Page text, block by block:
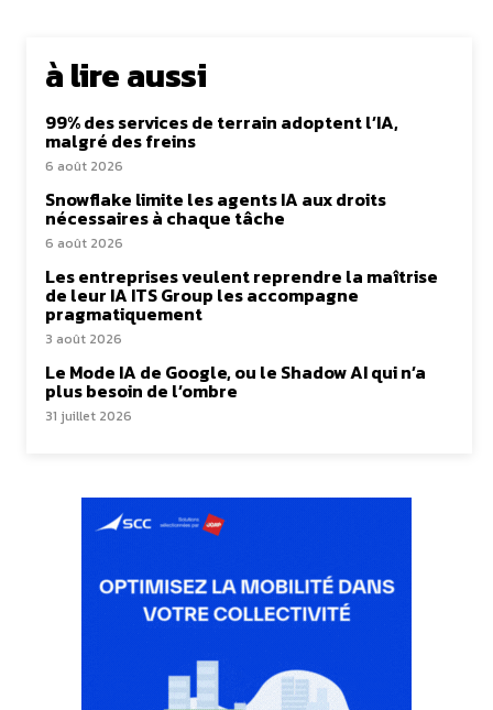
à lire aussi
99% des services de terrain adoptent l’IA,
malgré des freins
6 août 2026
Snowflake limite les agents IA aux droits
nécessaires à chaque tâche
6 août 2026
Les entreprises veulent reprendre la maîtrise
de leur IA ITS Group les accompagne
pragmatiquement
3 août 2026
Le Mode IA de Google, ou le Shadow AI qui n’a
plus besoin de l’ombre
31 juillet 2026